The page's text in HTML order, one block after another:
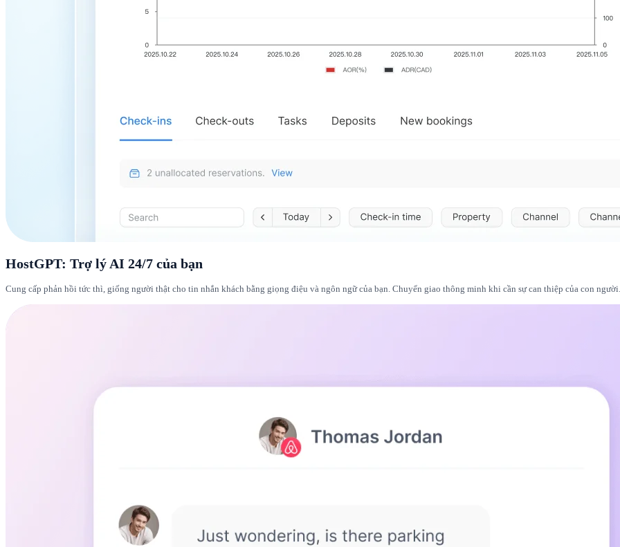
HostGPT: Trợ lý AI 24/7 của bạn
Cung cấp phản hồi tức thì, giống người thật cho tin nhắn khách bằng giọng điệu và ngôn ngữ của bạn. Chuyển giao thông minh khi cần sự can thiệp của con người.